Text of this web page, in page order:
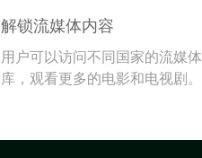
解锁流媒体内容
用户可以访问不同国家的流媒体
库，观看更多的电影和电视剧。